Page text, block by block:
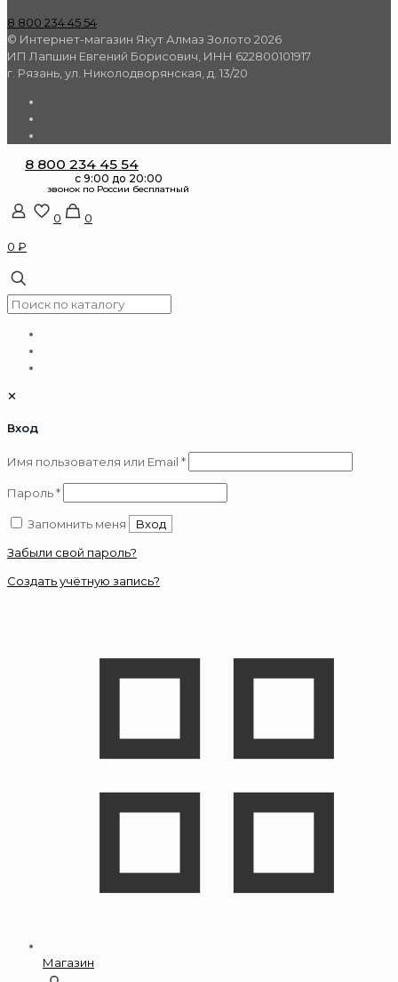
8 800 234 45 54
© Интернет-магазин Якут Алмаз Золото 2026
ИП Лапшин Евгений Борисович, ИНН 622800101917
г. Рязань, ул. Николодворянская, д. 13/20
8 800 234 45 54
0
0
0 ₽
✕
Вход
Имя пользователя или Email *Обязательно
Пароль*Обязательно
Запомнить меня
Вход
Забыли свой пароль?
Создать учётную запись?
Магазин